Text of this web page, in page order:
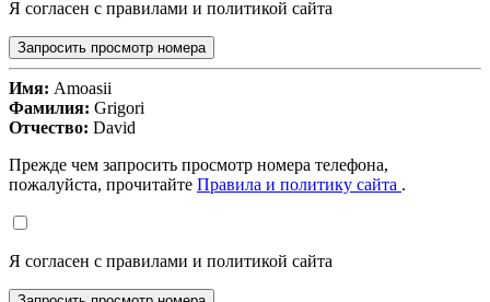
Я согласен с правилами и политикой сайта
Запросить просмотр номера
Имя: Amoasii
Фамилия: Grigori
Отчество: David
Прежде чем запросить просмотр номера телефона,
пожалуйста, прочитайте Правила и политику сайта .
Я согласен с правилами и политикой сайта